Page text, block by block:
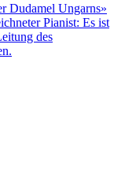
Dudamel Ungarns»
Pianist: Es ist
des